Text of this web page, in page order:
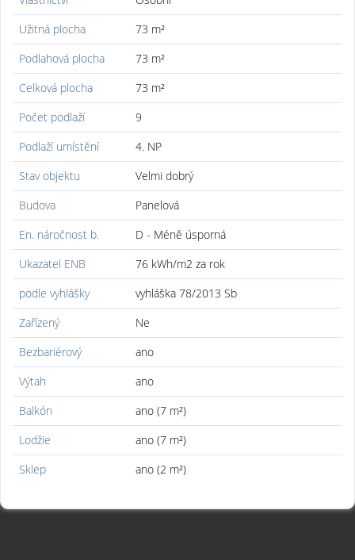
Užitná plocha
73 m²
Podlahová plocha
73 m²
Celková plocha
73 m²
Počet podlaží
9
Podlaží umístění
4. NP
Stav objektu
Velmi dobrý
Budova
Panelová
En. náročnost b.
D - Méně úsporná
Ukazatel ENB
76 kWh/m2 za rok
podle vyhlášky
vyhláška 78/2013 Sb
Zařízený
Ne
Bezbariérový
ano
Výtah
ano
Balkón
ano (7 m²)
Lodžie
ano (7 m²)
Sklep
ano (2 m²)